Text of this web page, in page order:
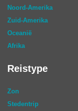
Noord-Amerika
Zuid-Amerika
Oceanië
Afrika
Reistype
Zon
Stedentrip